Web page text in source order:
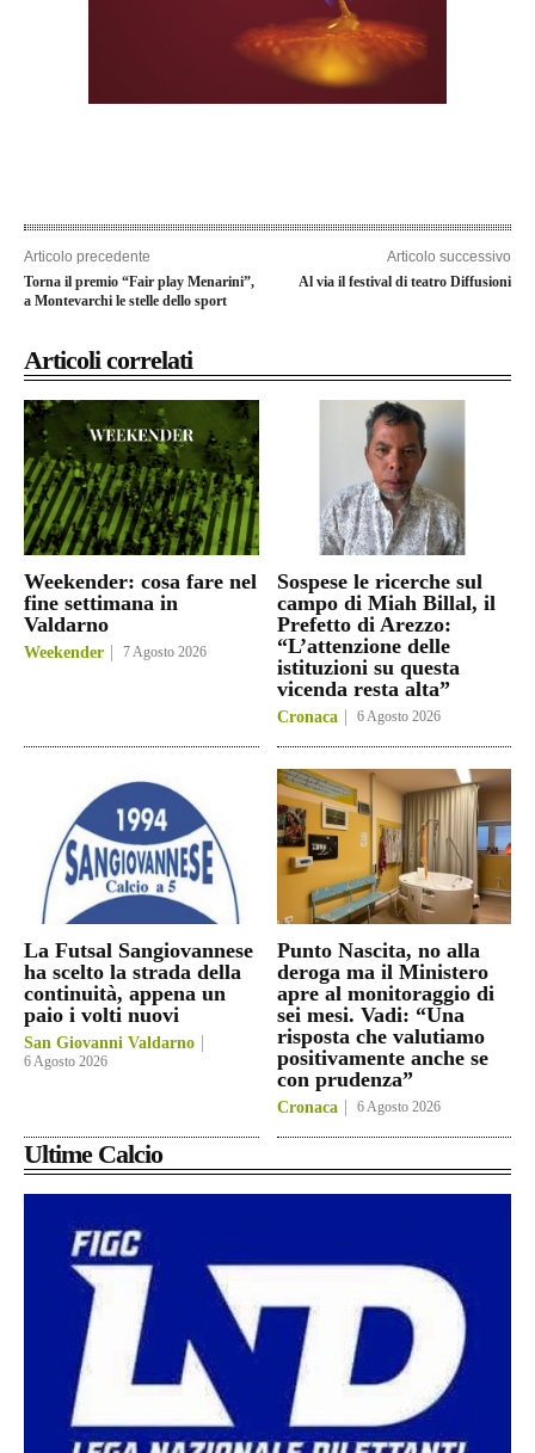
Articolo precedente
Torna il premio “Fair play Menarini”,
a Montevarchi le stelle dello sport
Articolo successivo
Al via il festival di teatro Diffusioni
Articoli correlati
Weekender: cosa fare nel
fine settimana in
Valdarno
Weekender 7 Agosto 2026
Sospese le ricerche sul
campo di Miah Billal, il
Prefetto di Arezzo:
“L’attenzione delle
istituzioni su questa
vicenda resta alta”
Cronaca 6 Agosto 2026
La Futsal Sangiovannese
ha scelto la strada della
continuità, appena un
paio i volti nuovi
San Giovanni Valdarno
6 Agosto 2026
Punto Nascita, no alla
deroga ma il Ministero
apre al monitoraggio di
sei mesi. Vadi: “Una
risposta che valutiamo
positivamente anche se
con prudenza”
Cronaca 6 Agosto 2026
Ultime Calcio